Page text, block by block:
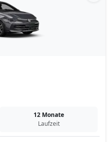
12 Monate
Laufzeit